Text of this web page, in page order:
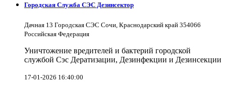
Городская Служба СЭС Дезинсектор
Дачная 13 Городская СЭС Сочи, Краснодарский край 354066
Российская Федерация
Уничтожение вредителей и бактерий городской
службой Сэс Дератизации, Дезинфекции и Дезинсекции
17-01-2026 16:40:00